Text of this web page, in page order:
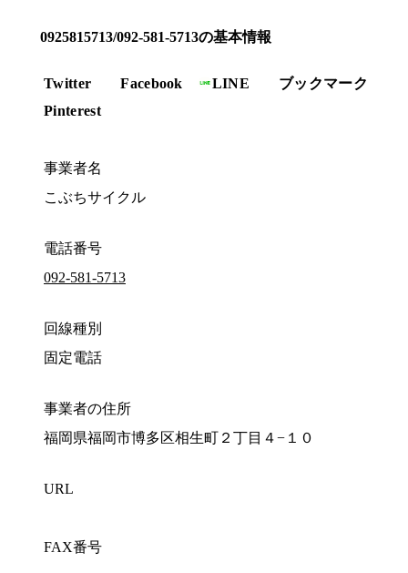
0925815713/092-581-5713の基本情報
Twitter Facebook LINE
ブックマーク
Pinterest
事業者名
こぶちサイクル
電話番号
092-581-5713
回線種別
固定電話
事業者の住所
福岡県福岡市博多区相生町２丁目４−１０
URL
FAX番号